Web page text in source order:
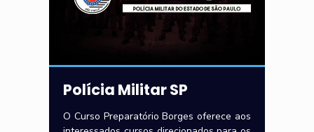
Polícia Militar SP
O Curso Preparatório Borges oferece aos